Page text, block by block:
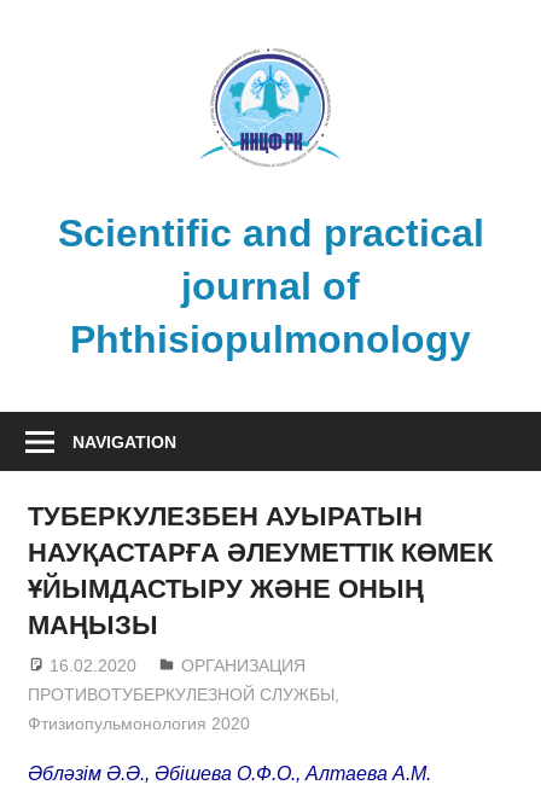
Scientific and practical
journal of
Phthisiopulmonology
NAVIGATION
ТУБЕРКУЛЕЗБЕН АУЫРАТЫН
НАУҚАСТАРҒА ӘЛЕУМЕТТІК КӨМЕК
ҰЙЫМДАСТЫРУ ЖӘНЕ ОНЫҢ
МАҢЫЗЫ
16.02.2020 admin
ОРГАНИЗАЦИЯ
ПРОТИВОТУБЕРКУЛЕЗНОЙ СЛУЖБЫ,
Фтизиопульмонология 2020
Әбләзім Ә.Ә., Әбішева О.Ф.О., Алтаева А.М.